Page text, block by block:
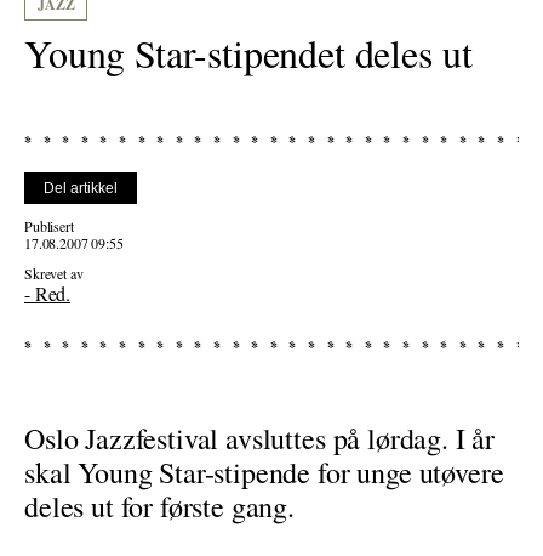
JAZZ
Young Star-stipendet deles ut
Del artikkel
Publisert
17.08.2007 09:55
Skrevet av
- Red.
Oslo Jazzfestival avsluttes på lørdag. I år
skal Young Star-stipende for unge utøvere
deles ut for første gang.